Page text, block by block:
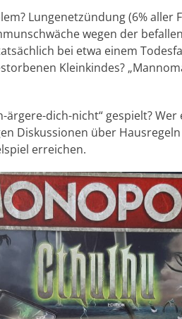
Lungenetzündung (6% aller
wegen der
bei etwa einem
Kleinkindes?
dich-nicht“ gespielt?
Diskussionen über
erreichen.